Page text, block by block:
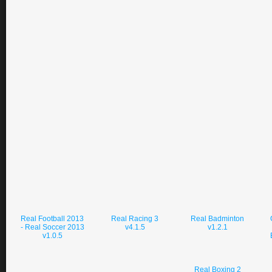
Real Football 2013
- Real Soccer 2013
v1.0.5
Real Racing 3
v4.1.5
Real Badminton
v1.2.1
Real Boxing 2